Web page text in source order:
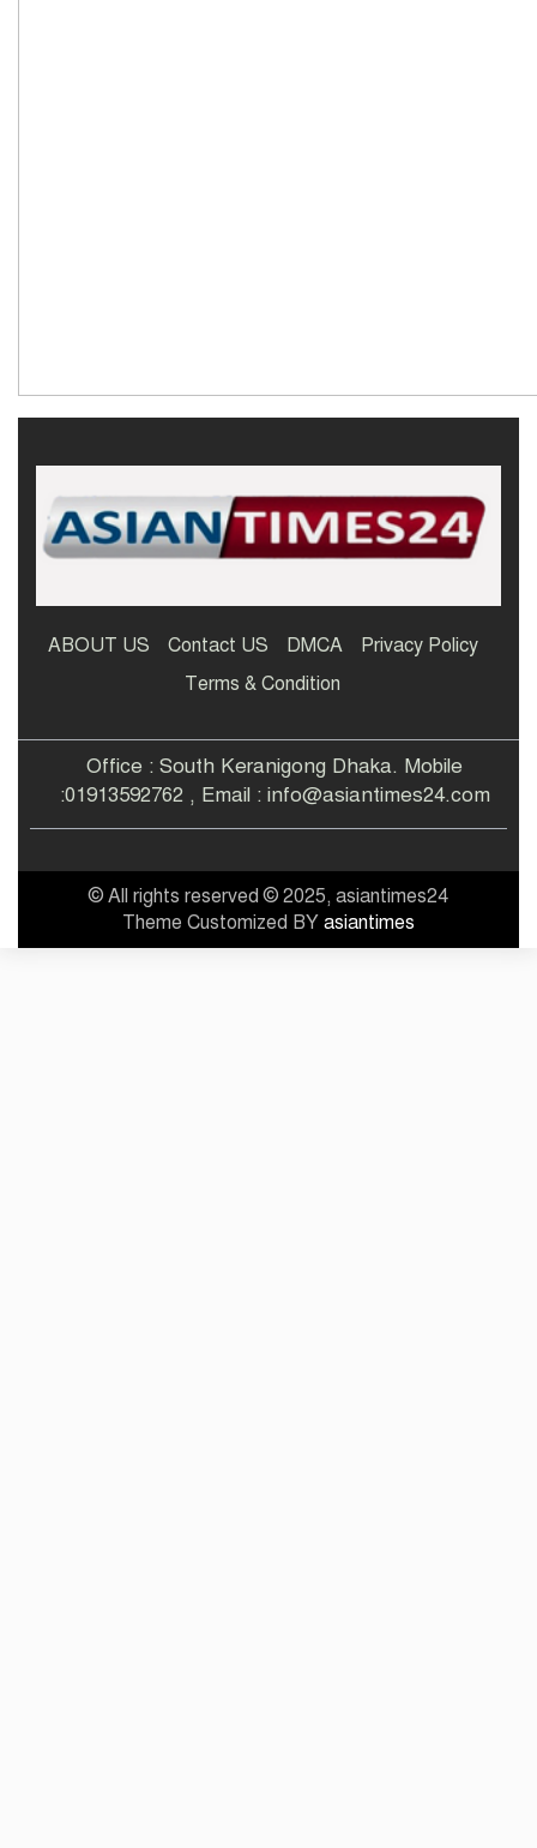
ABOUT US Contact US DMCA
Privacy Policy
Terms & Condition
Office : South Keranigong Dhaka. Mobile
:01913592762 , Email : info@asiantimes24.com
© All rights reserved © 2025, asiantimes24
Theme Customized BY asiantimes